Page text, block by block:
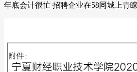
年底会计很忙 招聘企业在58同城上青